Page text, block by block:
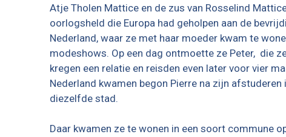
Atje Tholen Mattice en de zus van Rosselind
oorlogsheld die Europa had geholpen aan de
Nederland, waar ze met haar moeder kwam te
modeshows. Op een dag ontmoette ze Peter, die
kregen een relatie en reisden even later voor vier
Nederland kwamen begon Pierre na zijn afstuderen
diezelfde stad.
Daar kwamen ze te wonen in een soort commune